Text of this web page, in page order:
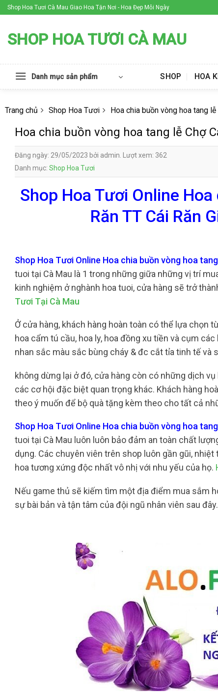
Skip
to
Shop Hoa Tươi Cà Mau Giao Hoa Tận Nơi - Hoa Đẹp Mỗi Ngày
SHOP HOA TƯƠI CÀ MAU
Danh mục sản phẩm SHOP HOA
Trang chủ Shop Hoa Tươi Hoa chia buồn vòng hoa tang lễ
Hoa chia buồn vòng hoa tang lễ Chợ
Đăng ngày: 29/05/2023 bởi admin. Lượt xem: 362
Danh mục: Shop Hoa Tươi
Shop Hoa Tươi Online
Răn TT Cái Răn
Shop Hoa Tươi Online Hoa chia buồn vòng hoa
tuoi tại Cà Mau là 1 trong những giữa những vị trí
kinh nghiệm ở nghành hoa tuoi, cửa hàng sẽ trở
Tươi Tại Cà Mau
Ở cửa hàng, khách hàng hoàn toàn có thể lựa
hoa cẩm tú cầu, hoa ly, hoa đồng xu tiền và cụm
nhan sắc màu sắc bùng cháy & đc cắt tỉa tinh tế
không dừng lại ở đó, cửa hàng còn có những dịch
các cơ hội đặc biệt quan trọng khác. Khách hàng
theo ý muốn để bộ quà tặng kèm theo cho tất cả
Shop Hoa Tươi Online Hoa chia buồn vòng hoa
tuoi tại Cà Mau luôn luôn bảo đảm an toàn chất
dụng. Các chuyên viên trên shop luôn gần gũi,
hoa tương xứng độc nhất vô nhị với nhu yếu của họ.
Nếu game thủ sẽ kiếm tìm một địa điểm mua sắm
sự bài bản và tận tâm của đội ngũ nhân viên sau đây.